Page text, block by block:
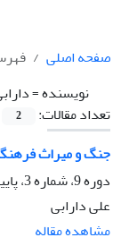
صفحه اصلی
نویسنده =
تعداد مقالات:
2
جنگ و میراث
دوره 9، شماره 3، پاییز 1404، صفحه
علی دارابی
مشاهده مقاله